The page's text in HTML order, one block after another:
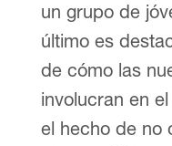
un grupo de
último es
de cómo las
involucran en
el hecho de no